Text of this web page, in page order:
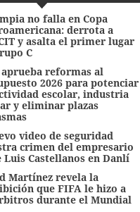
no falla en Copa
derrota a
y asalta el primer lugar
C
aprueba reformas al
2026 para potenciar
escolar, industria
y eliminar plazas
video de seguridad
crimen del empresario
Luis Castellanos en Danlí
Martínez revela la
que FIFA le hizo a
durante el Mundial